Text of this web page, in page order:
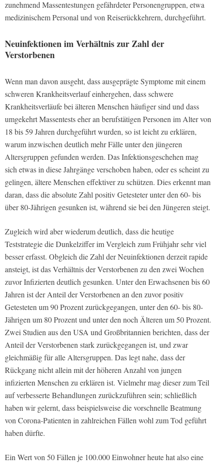
zunehmend Massentestungen gefährdeter Personengruppen, etwa
medizinischem Personal und von Reiserückkehrern, durchgeführt.
Neuinfektionen im Verhältnis zur Zahl der
Verstorbenen
Wenn man davon ausgeht, dass ausgeprägte Symptome mit einem
schweren Krankheitsverlauf einhergehen, dass schwere
Krankheitsverläufe bei älteren Menschen häufiger sind und dass
umgekehrt Massentests eher an berufstätigen Personen im Alter von
18 bis 59 Jahren durchgeführt wurden, so ist leicht zu erklären,
warum inzwischen deutlich mehr Fälle unter den jüngeren
Altersgruppen gefunden werden. Das Infektionsgeschehen mag
sich etwas in diese Jahrgänge verschoben haben, oder es scheint zu
gelingen, ältere Menschen effektiver zu schützen. Dies erkennt man
daran, dass die absolute Zahl positiv Getesteter unter den 60- bis
über 80-Jährigen gesunken ist, während sie bei den Jüngeren steigt.
Zugleich wird aber wiederum deutlich, dass die heutige
Teststrategie die Dunkelziffer im Vergleich zum Frühjahr sehr viel
besser erfasst. Obgleich die Zahl der Neuinfektionen derzeit rapide
ansteigt, ist das Verhältnis der Verstorbenen zu den zwei Wochen
zuvor Infizierten deutlich gesunken. Unter den Erwachsenen bis 60
Jahren ist der Anteil der Verstorbenen an den zuvor positiv
Getesteten um 90 Prozent zurückgegangen, unter den 60- bis 80-
Jährigen um 80 Prozent und unter den noch Älteren um 50 Prozent.
Zwei Studien aus den USA und Großbritannien berichten, dass der
Anteil der Verstorbenen stark zurückgegangen ist, und zwar
gleichmäßig für alle Altersgruppen. Das legt nahe, dass der
Rückgang nicht allein mit der höheren Anzahl von jungen
infizierten Menschen zu erklären ist. Vielmehr mag dieser zum Teil
auf verbesserte Behandlungen zurückzuführen sein; schließlich
haben wir gelernt, dass beispielsweise die vorschnelle Beatmung
von Corona-Patienten in zahlreichen Fällen wohl zum Tod geführt
haben dürfte.
Ein Wert von 50 Fällen je 100.000 Einwohner heute hat also eine